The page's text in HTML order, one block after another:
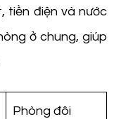
tiền điện và nước
ở chung, giúp
Phòng đôi